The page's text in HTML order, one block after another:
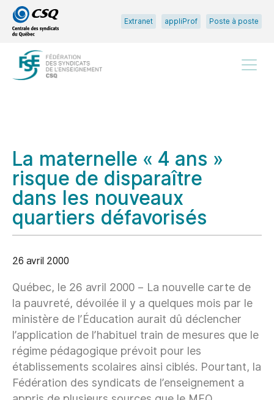
Passer
au
menu
principal
Passer
au
contenu
Extranet appliProf Poste à poste
La maternelle « 4 ans »
risque de disparaître
dans les nouveaux
quartiers défavorisés
26 avril 2000
Québec, le 26 avril 2000 – La nouvelle carte de
la pauvreté, dévoilée il y a quelques mois par le
ministère de l’Éducation aurait dû déclencher
l’application de l’habituel train de mesures que le
régime pédagogique prévoit pour les
établissements scolaires ainsi ciblés. Pourtant, la
Fédération des syndicats de l’enseignement a